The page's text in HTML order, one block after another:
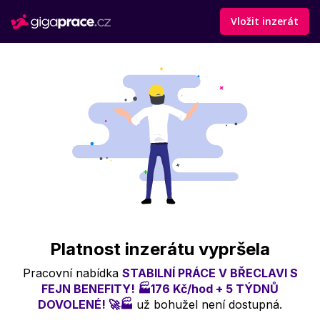
Vložit inzerát
Platnost inzerátu vypršela
Pracovní nabídka STABILNÍ PRÁCE V BŘECLAVI S
FEJN BENEFITY! 🏭176 Kč/hod + 5 TÝDNŮ
DOVOLENÉ! 🚀🏭 už bohužel není dostupná.